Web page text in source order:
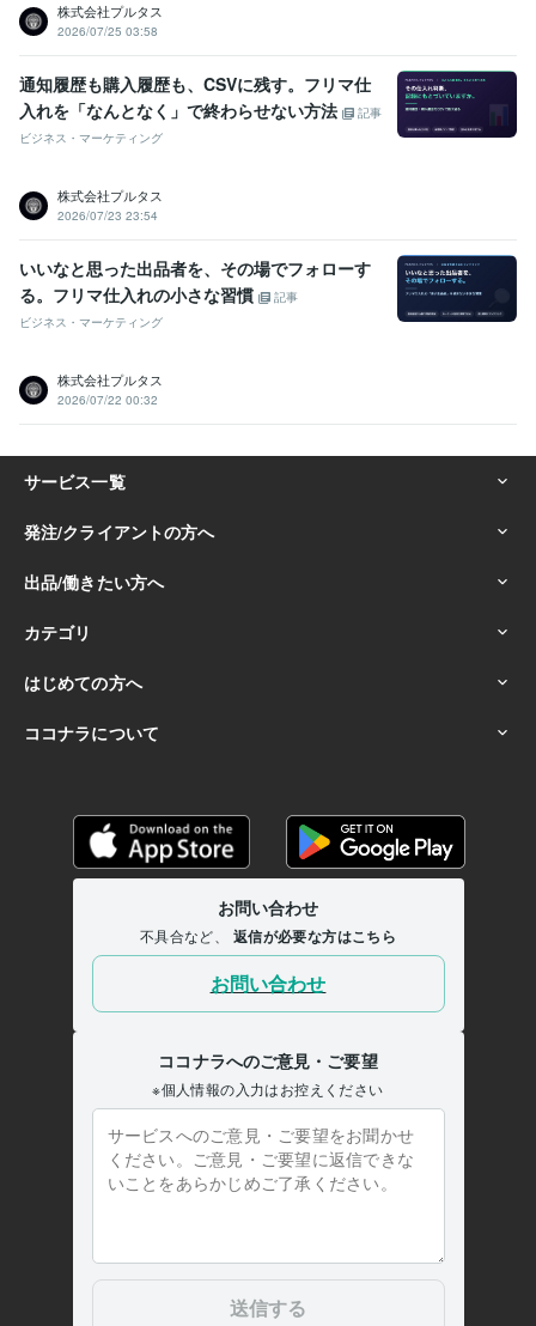
株式会社プルタス
2026/07/25 03:58
通知履歴も購入履歴も、CSVに残す。フリマ仕
入れを「なんとなく」で終わらせない方法
記事
ビジネス・マーケティング
株式会社プルタス
2026/07/23 23:54
いいなと思った出品者を、その場でフォローす
る。フリマ仕入れの小さな習慣
記事
ビジネス・マーケティング
株式会社プルタス
2026/07/22 00:32